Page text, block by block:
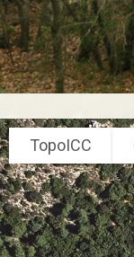
TopoICC